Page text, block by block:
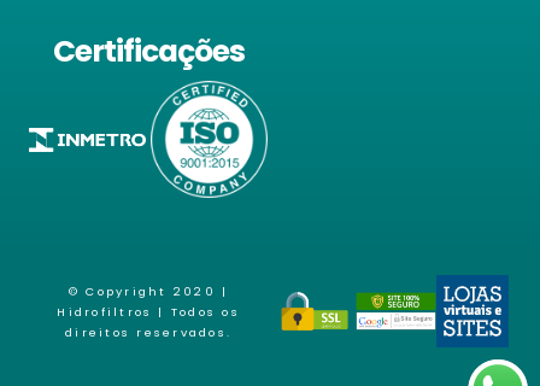
Certificações
© Copyright 2020 |
Hidrofiltros
| Todos os
direitos reservados.